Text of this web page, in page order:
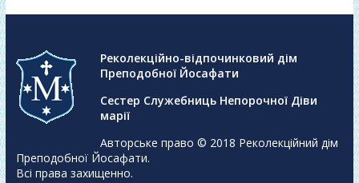
Реколекційно-відпочинковий дім
Преподобної Йосафати
Сестер Служебниць Непорочної Діви
марії
Авторське право © 2018 Реколекційний дім
Преподобної Йосафати.
Всі права захищенно.